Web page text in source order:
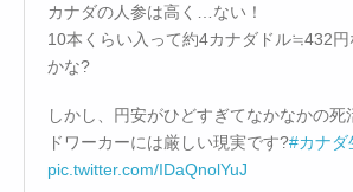
カナダの人参は高く…ない！
10本くらい入って約4カナダドル≒432円
かな?
しかし、円安がひどすぎてなかなかの死
ドワーカーには厳しい現実です?#カナダ
pic.twitter.com/IDaQnolYuJ